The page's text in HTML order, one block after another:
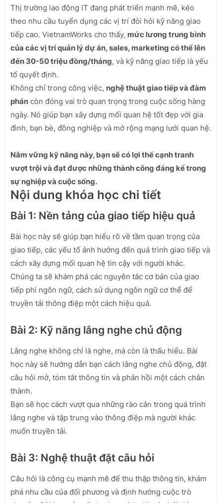
Thị trường lao động IT đang phát triển mạnh mẽ, kéo
theo nhu cầu tuyển dụng các vị trí đòi hỏi kỹ năng giao
tiếp cao. VietnamWorks cho thấy, mức lương trung bình
của các vị trí quản lý dự án, sales, marketing có thể lên
đến 30-50 triệu đồng/tháng, và kỹ năng giao tiếp là yếu
tố quyết định.
Không chỉ trong công việc, nghệ thuật giao tiếp và đàm
phán còn đóng vai trò quan trọng trong cuộc sống hàng
ngày. Nó giúp bạn xây dựng mối quan hệ tốt đẹp với gia
đình, bạn bè, đồng nghiệp và mở rộng mạng lưới quan hệ.
Nắm vững kỹ năng này, bạn sẽ có lợi thế cạnh tranh
vượt trội và đạt được những thành công đáng kể trong
sự nghiệp và cuộc sống.
Nội dung khóa học chi tiết
Bài 1: Nền tảng của giao tiếp hiệu quả
Bài học này sẽ giúp bạn hiểu rõ về tầm quan trọng của
giao tiếp, các yếu tố ảnh hưởng đến quá trình giao tiếp và
cách xây dựng mối quan hệ tin cậy với người khác.
Chúng ta sẽ khám phá các nguyên tắc cơ bản của giao
tiếp phi ngôn ngữ, cách sử dụng ngôn ngữ cơ thể để
truyền tải thông điệp một cách hiệu quả.
Bài 2: Kỹ năng lắng nghe chủ động
Lắng nghe không chỉ là nghe, mà còn là thấu hiểu. Bài
học này sẽ hướng dẫn bạn cách lắng nghe chủ động, đặt
câu hỏi mở, tóm tắt thông tin và phản hồi một cách chân
thành.
Bạn sẽ học cách vượt qua những rào cản trong quá trình
lắng nghe và tập trung vào thông điệp mà người khác
muốn truyền tải.
Bài 3: Nghệ thuật đặt câu hỏi
Câu hỏi là công cụ mạnh mẽ để thu thập thông tin, khám
phá nhu cầu của đối phương và định hướng cuộc trò